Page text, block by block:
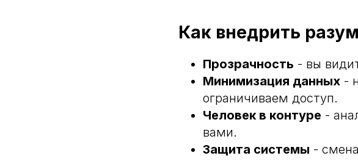
Как внедрить
Прозрачность - вы
Минимизация данных -
ограничиваем доступ.
Человек в контуре -
вами.
Защита системы -